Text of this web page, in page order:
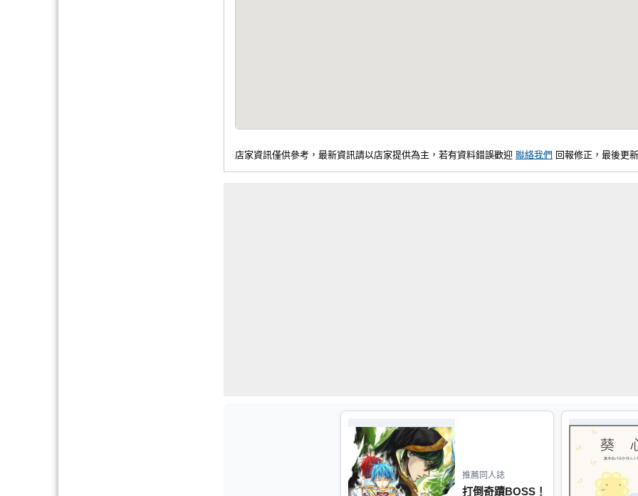
店家資訊僅供參考，最新資訊請以店家提供為主，若有資料錯誤歡迎 聯絡我們 回報修正，最後更
推薦同人誌
打倒奇蹟BOSS！